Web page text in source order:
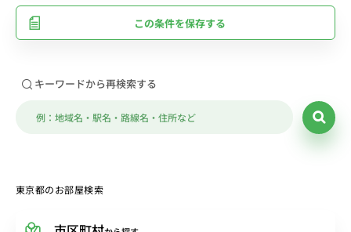
この条件を保存する
キーワードから再検索する
東京都のお部屋検索